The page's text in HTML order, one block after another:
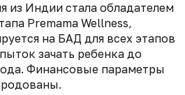
из Индии стала обладателем
Premama Wellness,
на БАД для всех этапов
зачать ребенка до
Финансовые параметры